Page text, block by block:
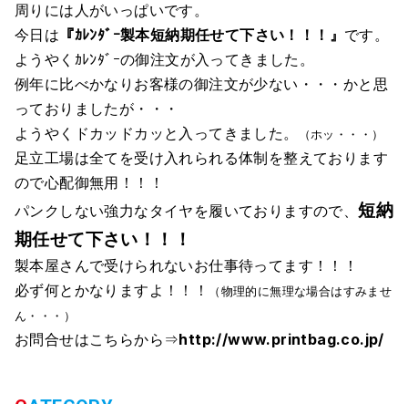
周りには人がいっぱいです。
今日は 『ｶﾚﾝﾀﾞｰ製本短納期任せて下さい！！！』 です。
ようやくｶﾚﾝﾀﾞｰの御注文が入ってきました。
例年に比べかなりお客様の御注文が少ない・・・かと思
っておりましたが・・・
ようやくドカッドカッと入ってきました。
（ホッ・・・）
足立工場は全てを受け入れられる体制を整えております
ので心配御無用！！！
パンクしない強力なタイヤを履いておりますので、短納
期任せて下さい！！！
製本屋さんで受けられないお仕事待ってます！！！
必ず何とかなりますよ！！！
（物理的に無理な場合はすみませ
ん・・・）
お問合せはこちらから⇒http://www.printbag.co.jp/